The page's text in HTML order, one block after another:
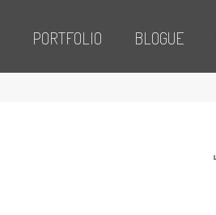
PORTFOLIO BLOGUE